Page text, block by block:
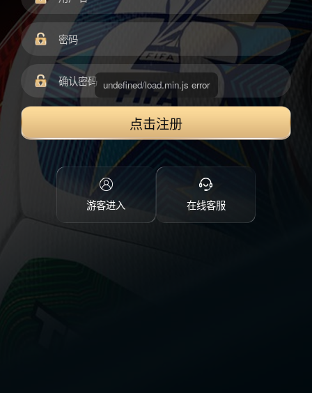
点击注册
游客进入 在线客服